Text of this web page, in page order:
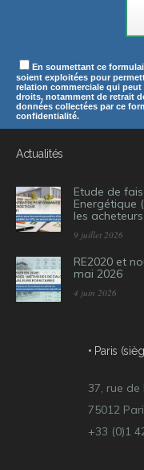
En soumettant ce
soient exploitées pour
relation commerciale qui peut
droits, notamment de retrait
données collectées par ce
confidentialité.
Actualités
Etude de
Energétique
les
9 juillet 2026
RE2020 et
mai 2026
4 juin 2026
• Paris
37, rue de
75012
+33 (0)1